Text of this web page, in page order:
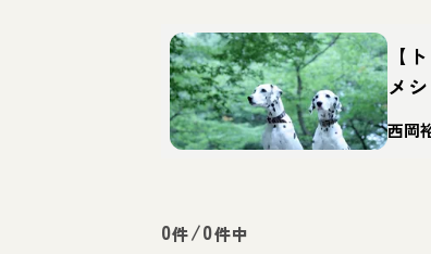
【
メ
徴
西岡
0件/0件中